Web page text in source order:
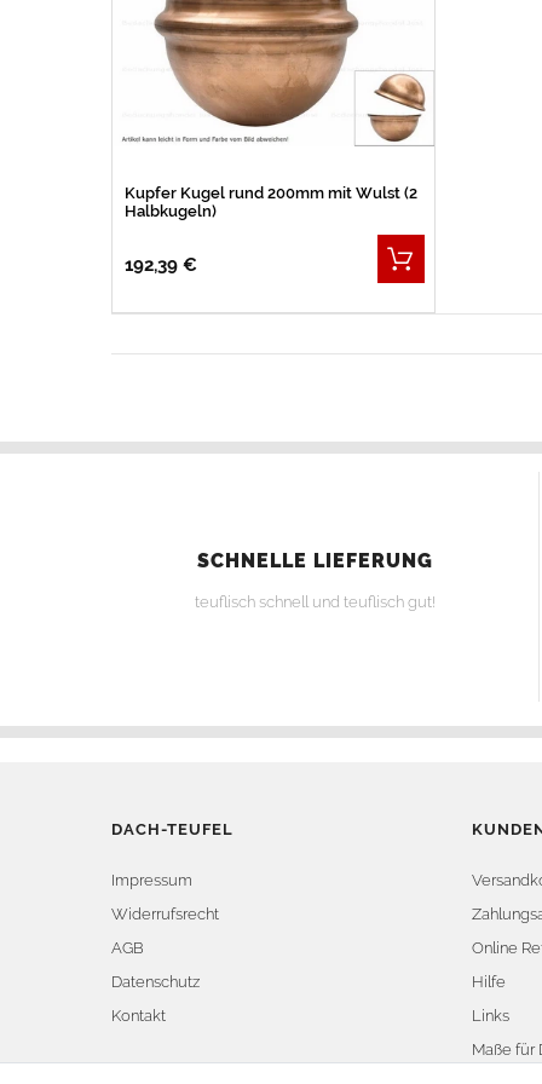
Kupfer Kugel rund 200mm mit Wulst (2
Halbkugeln)
192,39 €
SCHNELLE LIEFERUNG
teuflisch schnell und teuflisch gut!
DACH-TEUFEL
Impressum
Widerrufsrecht
AGB
Datenschutz
Kontakt
Online
Hilfe
Links
Maße für